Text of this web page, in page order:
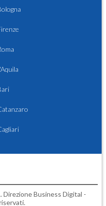
Business Digital -